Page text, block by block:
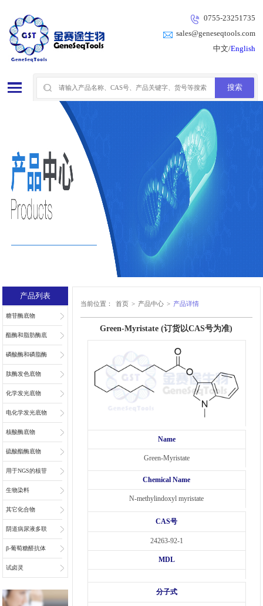
0755-23251735
sales@geneseqtools.com
中文/English
产品列表
糖苷酶底物
酯酶和脂肪酶底
物
磷酸酶和磷脂酶
底物
肽酶发色底物
化学发光底物
电化学发光底物
核酸酶底物
硫酸酯酶底物
用于NGS的核苷
和核苷酸
生物染料
其它化合物
阴道病尿液多联
检底物
β-葡萄糖醛抗体
偶联物连接子
试卤灵
当前位置： 首页 > 产品中心 > 产品详情
Green-Myristate (订货以CAS号为准)
Name
Green-Myristate
Chemical Name
N-methylindoxyl myristate
CAS号
24263-92-1
MDL
分子式